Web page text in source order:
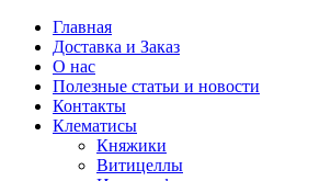
Главная
Доставка и Заказ
О нас
Полезные статьи и новости
Контакты
Клематисы
Княжики
Витицеллы